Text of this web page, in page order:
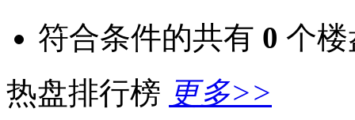
符合条件的共有 0 个楼
热盘排行榜 更多>>